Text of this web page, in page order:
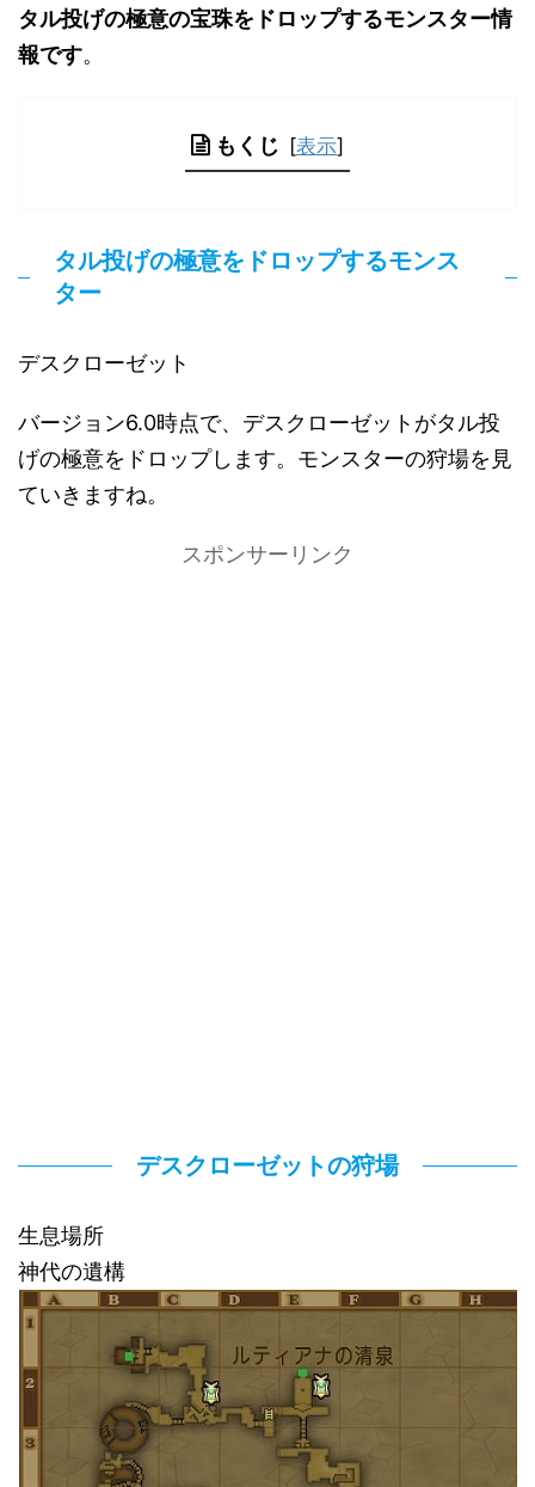
タル投げの極意の宝珠をドロップするモンスター情
報です。
もくじ [表示]
タル投げの極意をドロップするモンス
ター
デスクローゼット
バージョン6.0時点で、デスクローゼットがタル投
げの極意をドロップします。モンスターの狩場を見
ていきますね。
スポンサーリンク
デスクローゼットの狩場
生息場所
神代の遺構